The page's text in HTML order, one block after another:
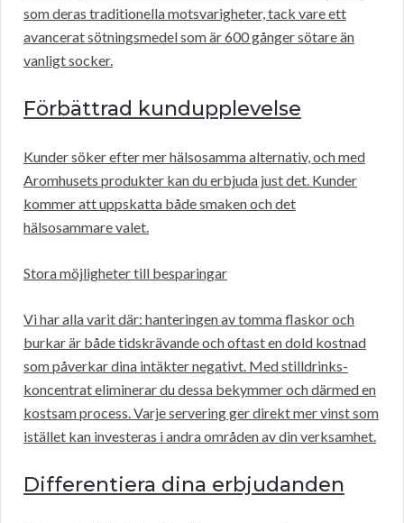
som deras traditionella motsvarigheter, tack vare ett
avancerat sötningsmedel som är 600 gånger sötare än
vanligt socker.
Förbättrad kundupplevelse
Kunder söker efter mer hälsosamma alternativ, och med
Aromhusets produkter kan du erbjuda just det. Kunder
kommer att uppskatta både smaken och det
hälsosammare valet.
Stora möjligheter till besparingar
Vi har alla varit där: hanteringen av tomma flaskor och
burkar är både tidskrävande och oftast en dold kostnad
som påverkar dina intäkter negativt. Med stilldrinks-
koncentrat eliminerar du dessa bekymmer och därmed en
kostsam process. Varje servering ger direkt mer vinst som
istället kan investeras i andra områden av din verksamhet.
Differentiera dina erbjudanden